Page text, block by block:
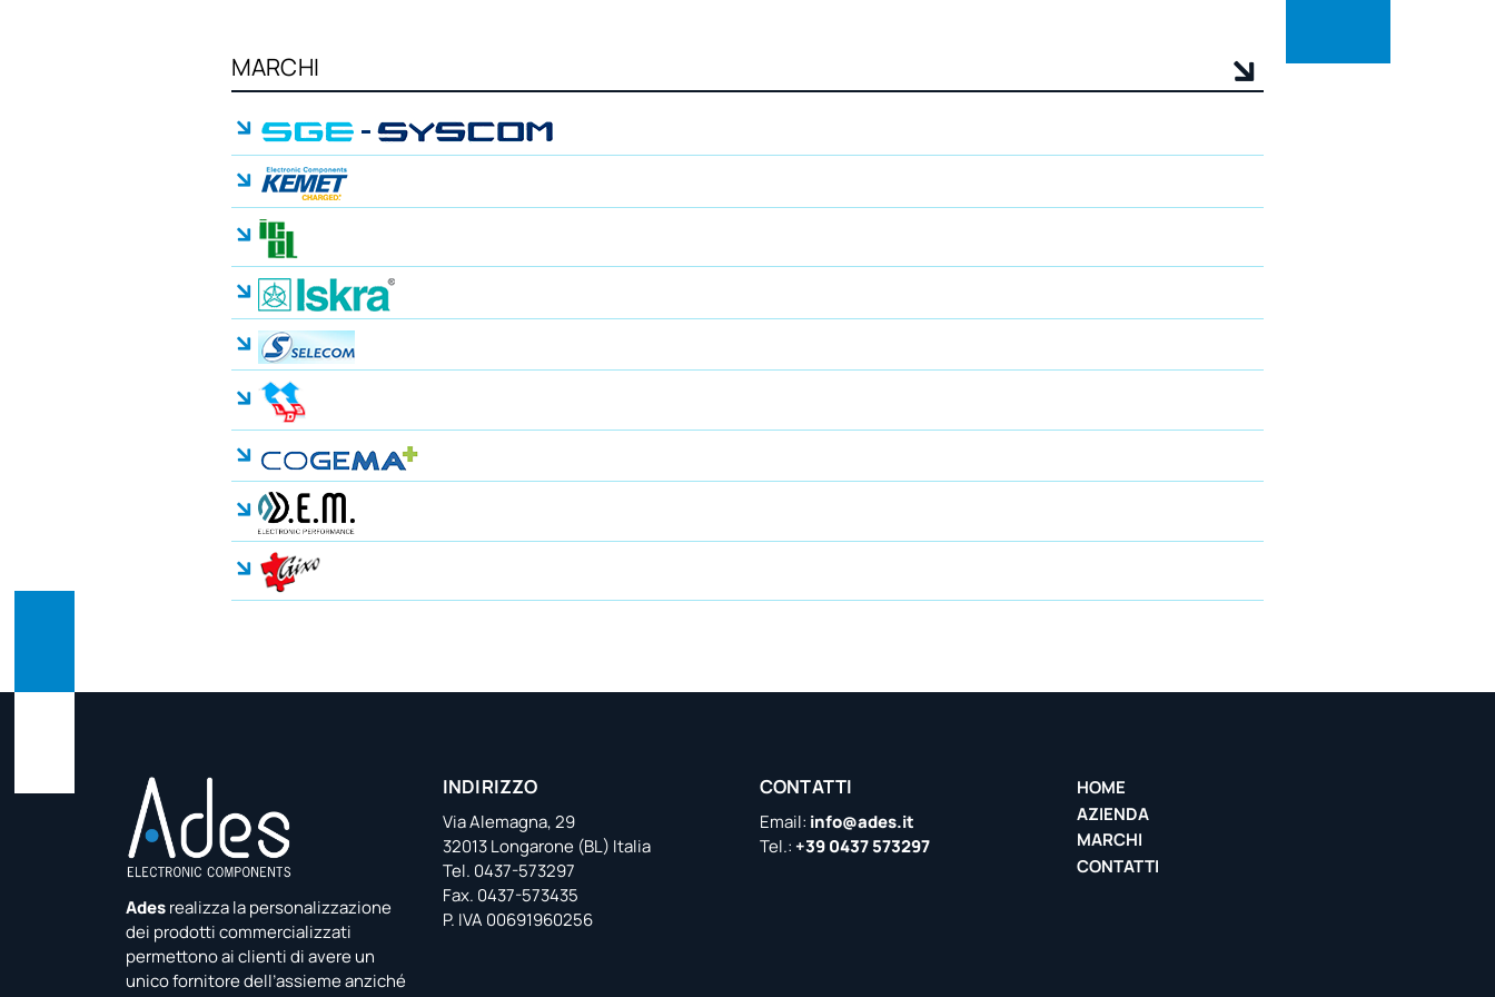
MARCHI
Adesrealizza la personalizzazione
dei prodotti commercializzati
permettono ai clienti di avere un
unico fornitore dell’assieme anziché
INDIRIZZO
Via Alemagna, 29
32013 Longarone (BL) Italia
Tel. 0437-573297
Fax. 0437-573435
P. IVA 00691960256
CONTATTI
Email: info@ades.it
Tel.: +39 0437 573297
HOME
AZIENDA
MARCHI
CONTATTI